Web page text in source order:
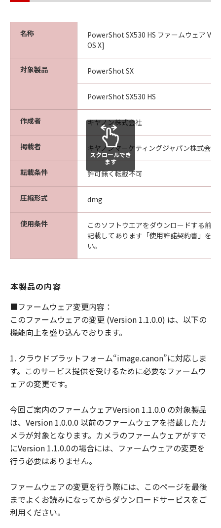
売店、ならびにキヤノンのライセンサー
は、「許諾ソフトウェア」の使用または使
用不能から生ずるいかなる損害（逸失利益
およびその他の派生的または付随的な損害
を含むがこれらに限定されない全ての損害
をいいます。）について、適用法で認めら
れる限り、一切の責任を負わないものとし
ます。
たとえ、キヤノン、キヤノンの子会社、キ
ヤノンの関連会社、それらの販売代理店ま
たは販売店、ならびにキヤノンのライセン
サーがかかる損害の可能性について知らさ
れていた場合でも同様です。
(3) キヤノン、キヤノンの子会社、キヤノン
の関連会社、それらの販売代理店または販
売店、ならびにキヤノンのライセンサー
は、「許諾ソフトウェア」、または「許諾
ソフトウェア」の使用に起因または関連し
てお客様と第三者との間に生じたいかなる
(1) 「本契約」は、お客様が「許諾ソフト
ウェア」をお客様の所有するコンピュータ
（スマートフォン、タブレット端末を含
下記 (2)により終了されるまで有効に存続
します。
(2) お客様が「本契約」のいずれかの条項
します。
(3) お客様は、上記(2) によって「本契約」
が終了した場合、「許諾ソフトウェア」の
取り扱いについてキヤノンの指示に従うも
のとします。
で並びに第10条の規定は、「本契約」の終
了後も効力を有するものとします。
名称
PowerShot SX530 HS ファームウェア
OS X]
対象製品 PowerShot SX
PowerShot SX530 HS
作成者 キヤノン株式会社
掲載者 キヤノンマーケティングジャパン株式会社
転載条件 許可無く転載不可
圧縮形式 dmg
使用条件
このソフトウエアをダウンロードする前
記載してあります「使用許諾契約書」を
い。
スクロールでき
ます
本製品の内容
■ファームウェア変更内容：
このファームウェアの変更 (Version 1.1.0.0) は、以下の
機能向上を盛り込んでおります。
1. クラウドプラットフォーム“image.canon”に対応しま
す。このサービス提供を受けるために必要なファームウ
ェアの変更です。
今回ご案内のファームウェアVersion 1.1.0.0 の対象製品
は、Version 1.0.0.0 以前のファームウェアを搭載したカ
メラが対象となります。カメラのファームウェアがすで
にVersion 1.1.0.0の場合には、ファームウェアの変更を
行う必要はありません。
ファームウェアの変更を行う際には、このページを最後
までよくお読みになってからダウンロードサービスをご
利用ください。